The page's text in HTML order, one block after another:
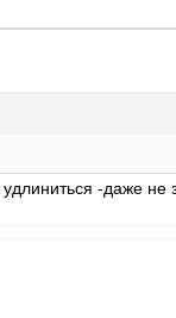
-даже не